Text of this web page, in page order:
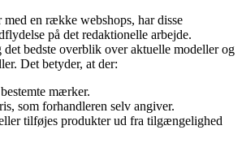
med en række webshops, har disse
på det redaktionelle arbejde.
bedste overblik over aktuelle modeller og
Det betyder, at der:
mærker.
som forhandleren selv angiver.
tilføjes produkter ud fra tilgængelighed